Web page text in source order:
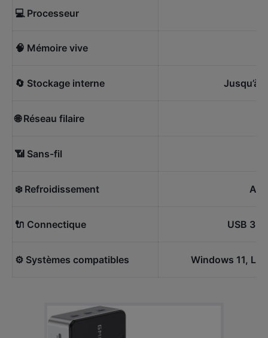
💻 Processeur
🧠 Mémoire vive
🔄 Stockage interne Jusqu’à
🌐 Réseau filaire
📶 Sans-fil
❄️ Refroidissement
🔌 Connectique USB
⚙️ Systèmes compatibles Windows 11,